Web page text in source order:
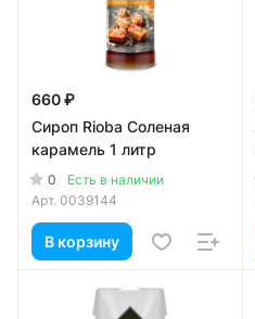
660 ₽
Сироп Rioba Соленая
карамель 1 литр
0
Есть в наличии
Арт. 0039144
В корзину